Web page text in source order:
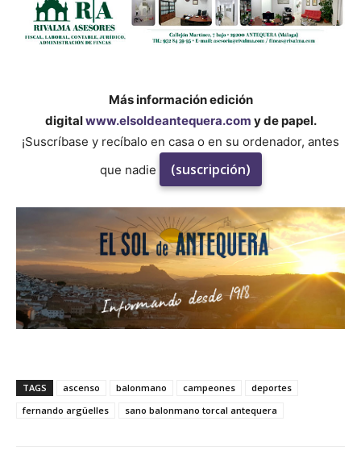
Más información edición
digitalwww.elsoldeantequera.com y de papel.
¡Suscríbase y recíbalo en casa o en su ordenador, antes
que nadie
(suscripción)
TAGS ascenso balonmano campeones
deportes
fernando argüelles
sano balonmano torcal antequera